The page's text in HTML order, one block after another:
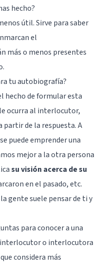
hecho?
útil. Sirve para saber
el
más o menos presentes
tu autobiografía?
hecho de formular esta
ocurra al interlocutor,
partir de la respuesta. A
puede emprender una
mejor a la otra persona
su visión acerca de su
en el pasado, etc.
gente suele pensar de ti y
para conocer a una
interlocutor o interlocutora
considera más